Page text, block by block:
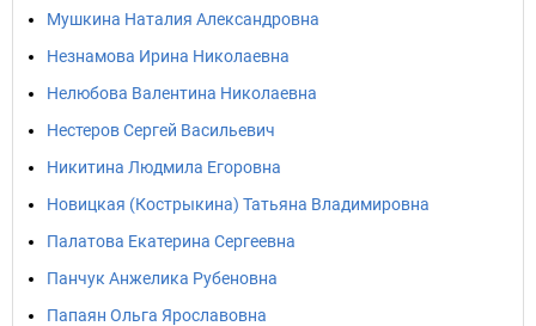
Мушкина Наталия Александровна
Незнамова Ирина Николаевна
Нелюбова Валентина Николаевна
Нестеров Сергей Васильевич
Никитина Людмила Егоровна
Новицкая (Кострыкина) Татьяна Владимировна
Палатова Екатерина Сергеевна
Панчук Анжелика Рубеновна
Папаян Ольга Ярославовна